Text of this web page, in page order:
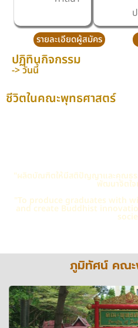
รายละเอียดผู้สมัคร
ปฏิทินกิจกรรม
-> วันนี้
ชีวิตในคณะพุทธศาสตร์
"ผลิตบัณฑิตให้มีสติปัญญาและคุณธร
พัฒนาจิตใ
"To produce graduates with
and create Buddhist
ภูมิทัศน์ คณะ